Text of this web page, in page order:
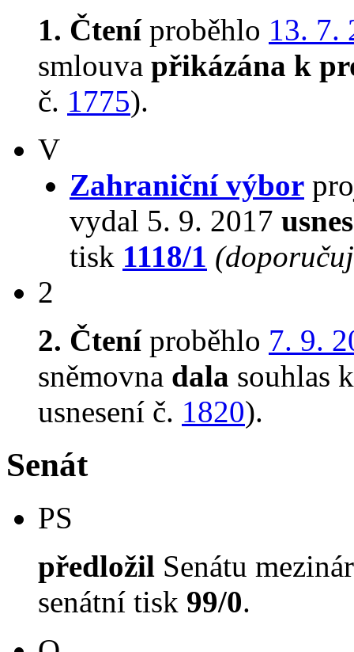
1. Čteníproběhlo 13. 7.
smlouva přikázána k
č. 1775).
V
Zahraniční výbor
vydal 5. 9. 2017
tisk 1118/1
2
2. Čteníproběhlo 7. 9.
sněmovna dala souhlas
usnesení č. 1820).
Senát
PS
předložil Senátu
senátní tisk 99/0.